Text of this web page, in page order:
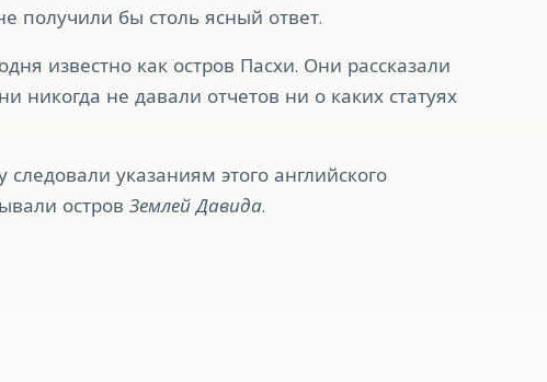
получили бы столь ясный ответ.
известно как остров Пасхи. Они рассказали
не давали отчетов ни о каких статуях
следовали указаниям этого английского
остров Землей Давида.